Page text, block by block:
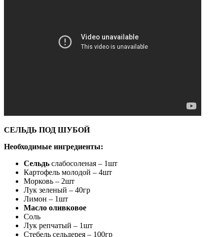
СЕЛЬДЬ ПОД ШУБОЙ
Необходимые ингредиенты:
Сельдь слабосоленая – 1шт
Картофель молодой – 4шт
Морковь – 2шт
Лук зеленый – 40гр
Лимон – 1шт
Масло оливковое
Соль
Лук репчатый – 1шт
Стебель сельдерея – 100гр